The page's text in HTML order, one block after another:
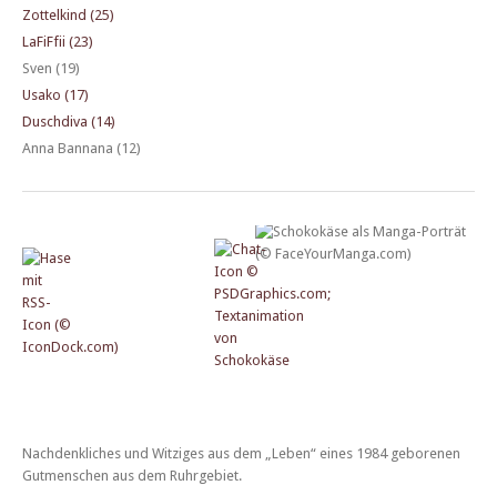
Zottelkind (25)
LaFiFfii (23)
Sven (19)
Usako (17)
Duschdiva (14)
Anna Bannana (12)
Nachdenkliches und Witziges aus dem „Leben“ eines 1984 geborenen
Gutmenschen aus dem Ruhrgebiet.